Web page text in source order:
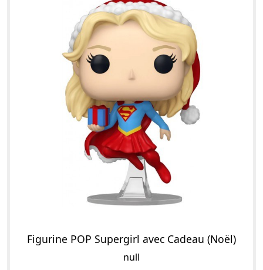
Figurine POP Supergirl avec Cadeau (Noël)
null